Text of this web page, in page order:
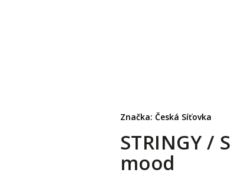
STRINGY /
mood
Značka: Česká Síťovka